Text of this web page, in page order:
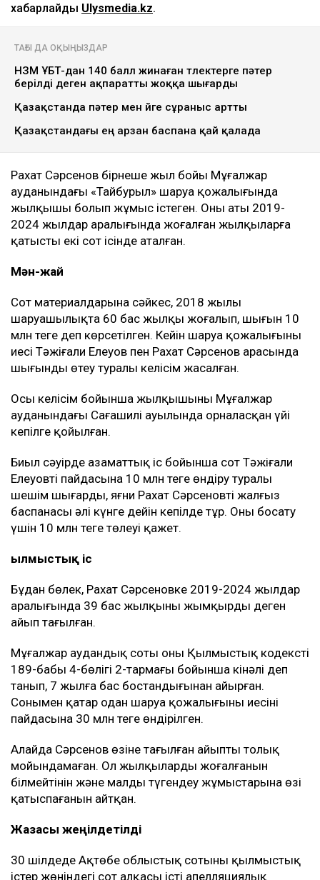
хабарлайды Ulysmedia.kz.
ТАҒЫ ДА ОҚЫҢЫЗДАР
НЗМ ҰБТ-дан 140 балл жинаған түлектерге пәтер
берілді деген ақпаратты жоққа шығарды
Қазақстанда пәтер мен үйге сұраныс артты
Қазақстандағы ең арзан баспана қай қалада
Рахат Сәрсенов бірнеше жыл бойы Мұғалжар
ауданындағы «Тайбурыл» шаруа қожалығында
жылқышы болып жұмыс істеген. Оның аты 2019-
2024 жылдар аралығында жоғалған жылқыларға
қатысты екі сот ісінде аталған.
Мән-жай
Сот материалдарына сәйкес, 2018 жылы
шаруашылықта 60 бас жылқы жоғалып, шығын 10
млн теңге деп көрсетілген. Кейін шаруа қожалығының
иесі Тәжіғали Елеуов пен Рахат Сәрсенов арасында
шығынды өтеу туралы келісім жасалған.
Осы келісім бойынша жылқышының Мұғалжар
ауданындағы Сағашилі ауылында орналасқан үйі
кепілге қойылған.
Биыл сәуірде азаматтық іс бойынша сот Тәжіғали
Елеуовтің пайдасына 10 млн теңге өндіру туралы
шешім шығарды, яғни Рахат Сәрсеновтің жалғыз
баспанасы әлі күнге дейін кепілде тұр. Оны босату
үшін 10 млн теңге төлеуі қажет.
Қылмыстық іс
Бұдан бөлек, Рахат Сәрсеновке 2019-2024 жылдар
аралығында 39 бас жылқыны жымқырды деген
айып тағылған.
Мұғалжар аудандық соты оны Қылмыстық кодекстің
189-бабы 4-бөлігі 2-тармағы бойынша кінәлі деп
танып, 7 жылға бас бостандығынан айырған.
Сонымен қатар одан шаруа қожалығының иесінің
пайдасына 30 млн теңге өндірілген.
Алайда Сәрсенов өзіне тағылған айыпты толық
мойындамаған. Ол жылқылардың жоғалғанын
білмейтінін және малды түгендеу жұмыстарына өзі
қатыспағанын айтқан.
Жазасы жеңілдетілді
30 шілдеде Ақтөбе облыстық сотының қылмыстық
істер жөніндегі сот алқасы істі апелляциялық